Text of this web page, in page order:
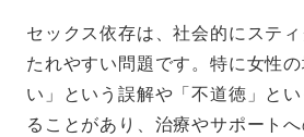
セックス依存は、社会的にステ
たれやすい問題です。特に女性
い」という誤解や「不道徳」と
ることがあり、治療やサポート